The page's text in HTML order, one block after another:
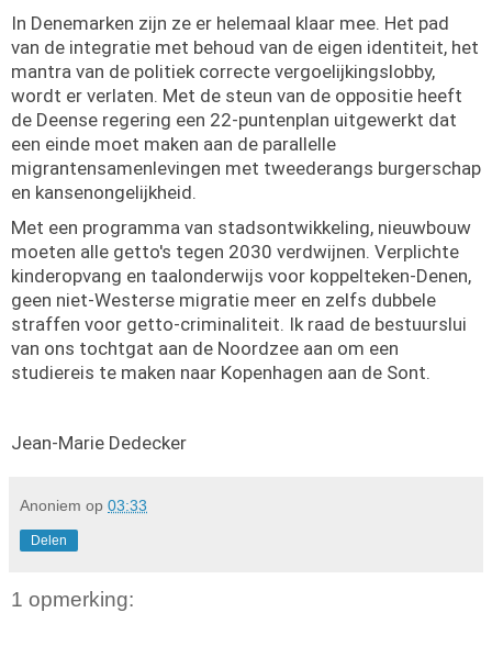
In Denemarken zijn ze er helemaal klaar mee. Het pad
van de integratie met behoud van de eigen identiteit, het
mantra van de politiek correcte vergoelijkingslobby,
wordt er verlaten. Met de steun van de oppositie heeft
de Deense regering een 22-puntenplan uitgewerkt dat
een einde moet maken aan de parallelle
migrantensamenlevingen met tweederangs burgerschap
en kansenongelijkheid.
Met een programma van stadsontwikkeling, nieuwbouw
moeten alle getto's tegen 2030 verdwijnen. Verplichte
kinderopvang en taalonderwijs voor koppelteken-Denen,
geen niet-Westerse migratie meer en zelfs dubbele
straffen voor getto-criminaliteit. Ik raad de bestuurslui
van ons tochtgat aan de Noordzee aan om een
studiereis te maken naar Kopenhagen aan de Sont.
Jean-Marie Dedecker
Anoniem op 03:33
Delen
1 opmerking: